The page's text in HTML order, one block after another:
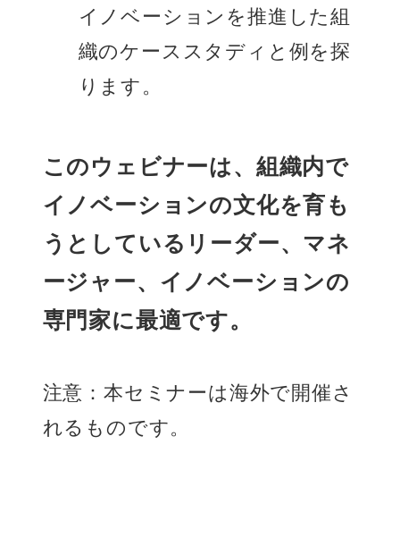
イノベーションを推進した組
織のケーススタディと例を探
ります。
このウェビナーは、組織内で
イノベーションの文化を育も
うとしているリーダー、マネ
ージャー、イノベーションの
専門家に最適です。
注意：本セミナーは海外で開催さ
れるものです。